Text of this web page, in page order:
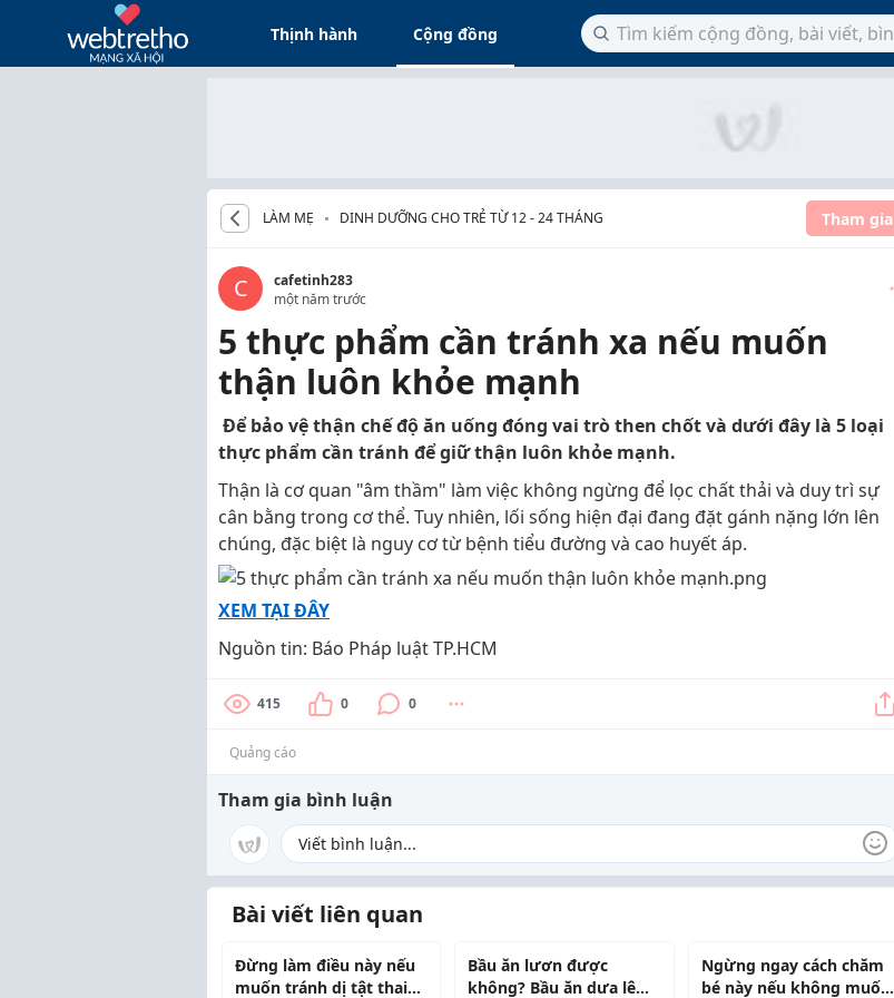
Thịnh hành Cộng đồng
LÀM MẸ DINH DƯỠNG CHO TRẺ TỪ 12 - 24 THÁNG Tham gia
C
cafetinh283
một năm trước
5 thực phẩm cần tránh xa nếu muốn
thận luôn khỏe mạnh
Để bảo vệ thận chế độ ăn uống đóng vai trò then chốt và dưới đây là 5 loại
thực phẩm cần tránh để giữ thận luôn khỏe mạnh.
Thận là cơ quan "âm thầm" làm việc không ngừng để lọc chất thải và duy trì sự
cân bằng trong cơ thể. Tuy nhiên, lối sống hiện đại đang đặt gánh nặng lớn lên
chúng, đặc biệt là nguy cơ từ bệnh tiểu đường và cao huyết áp.
XEM TẠI ĐÂY
Nguồn tin: Báo Pháp luật TP.HCM
415 0 0
Quảng cáo
Tham gia bình luận
Bài viết liên quan
Đừng làm điều này nếu
muốn tránh dị tật thai
Bầu ăn lươn được
không? Bầu ăn dưa lê
Ngừng ngay cách chăm
bé này nếu không muốn